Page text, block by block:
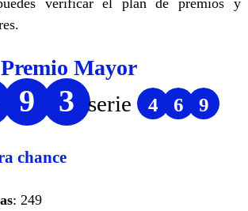
Premio Mayor
9 3 serie 4 6 9
chance
: 249